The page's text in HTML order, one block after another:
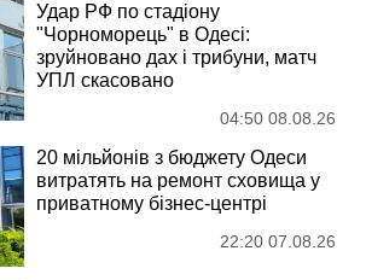
Удар РФ по стадіону
"Чорноморець" в Одесі:
зруйновано дах і трибуни, матч
УПЛ скасовано
04:50 08.08.26
20 мільйонів з бюджету Одеси
витратять на ремонт сховища у
приватному бізнес-центрі
22:20 07.08.26